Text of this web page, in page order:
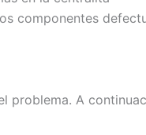
componentes
problema. A